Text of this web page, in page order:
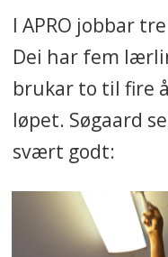
midlar på
enn med
tok over
utvikla den
i Noreg for å
utanforskap
anna
Dette
I APRO jobbar
Dei har fem
brukar to til fire
løpet. Søgaard
svært godt: